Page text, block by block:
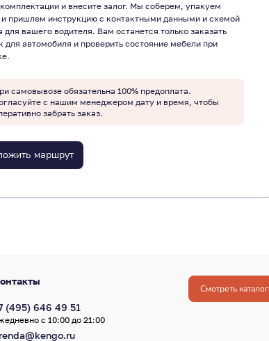
и внесите залог. Мы соберем, упакуем
и пришлем инструкцию с контактными данными и схемой
для вашего водителя. Вам останется только заказать
для автомобиля и проверить состояние мебели при
самовывозе обязательна 100% предоплата.
с нашим менеджером дату и время, чтобы
забрать заказ.
маршрут
(495) 646 49 51
с 10:00 до 21:00
Смотреть каталог